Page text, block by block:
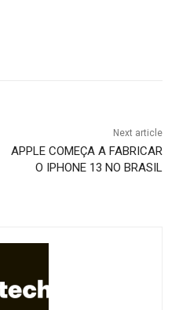
Next article
APPLE COMEÇA A FABRICAR
O IPHONE 13 NO BRASIL